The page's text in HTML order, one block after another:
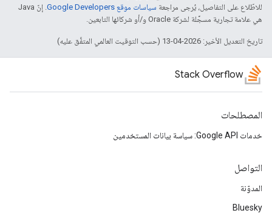
للاطّلاع على التفاصيل، يُرجى مراجعة سياسات موقع Google Developers‏
. إنّ Java
هي علامة تجارية مسجَّلة لشركة Oracle و/أو شركائها التابعين.
تاريخ التعديل الأخير: 2026-04-13 (حسب التوقيت العالمي المتفَّق عليه)
Stack Overflow
المصطلحات
خدمات Google API: سياسة بيانات المستخدمين
التواصل
المدوّنة
Bluesky